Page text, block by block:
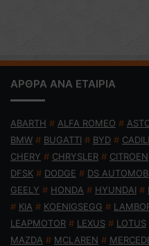
ΑΡΘΡΑ ΑΝΑ ΕΤΑΙΡΙΑ
ABARTH # ALFA ROMEO #
BMW # BUGATTI # BYD #
CHERY # CHRYSLER # CITROEN
DFSK # DODGE # DS
GEELY # HONDA # HYUNDAI #
# KIA # KOENIGSEGG #
LEAPMOTOR # LEXUS # LOTUS
MAZDA # MCLAREN #